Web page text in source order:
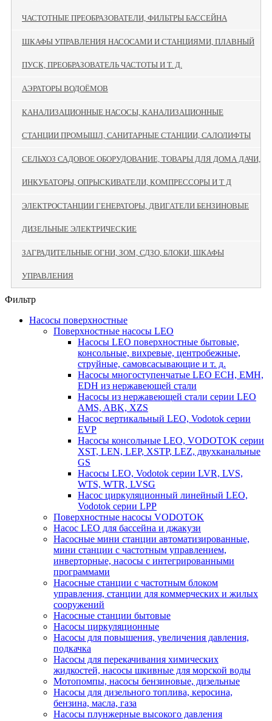
ЧАСТОТНЫЕ ПРЕОБРАЗОВАТЕЛИ, ФИЛЬТРЫ БАССЕЙНА
ШКАФЫ УПРАВЛЕНИЯ НАСОСАМИ И СТАНЦИЯМИ, ПЛАВНЫЙ
ПУСК, ПРЕОБРАЗОВАТЕЛЬ ЧАСТОТЫ И Т. Д.
АЭРАТОРЫ ВОДОЁМОВ
КАНАЛИЗАЦИОННЫЕ НАСОСЫ, КАНАЛИЗАЦИОННЫЕ
СТАНЦИИ ПРОМЫШЛ, САНИТАРНЫЕ СТАНЦИИ, САЛОЛИФТЫ
СЕЛЬХОЗ САДОВОЕ ОБОРУДОВАНИЕ, ТОВАРЫ ДЛЯ ДОМА ДАЧИ,
ИНКУБАТОРЫ, ОПРЫСКИВАТЕЛИ, КОМПРЕССОРЫ И Т Д
ЭЛЕКТРОСТАНЦИИ ГЕНЕРАТОРЫ, ДВИГАТЕЛИ БЕНЗИНОВЫЕ
ДИЗЕЛЬНЫЕ ЭЛЕКТРИЧЕСКИЕ
ЗАГРАДИТЕЛЬНЫЕ ОГНИ, ЗОМ, СДЗО, БЛОКИ, ШКАФЫ
УПРАВЛЕНИЯ
Фильтр
Насосы поверхностные
Поверхностные насосы LEO
Насосы LEO поверхностные бытовые,
консольные, вихревые, центробежные,
струйные, самовсасывающие и т. д.
Насосы многоступенчатые LEO ECH, EMH,
EDH из нержавеющей стали
Насосы из нержавеющей стали серии LEO
AMS, ABK, XZS
Насос вертикальный LEO, Vodotok серии
EVP
Насосы консольные LEO, VODOTOK серии
XST, LEN, LEP, XSTP, LEZ, двухканальные
GS
Насосы LEO, Vodotok серии LVR, LVS,
WTS, WTR, LVSG
Насос циркуляционный линейный LEO,
Vodotok серии LPP
Поверхностные насосы VODOTOK
Насос LEO для бассейна и джакузи
Насосные мини станции автоматизированные,
мини станции с частотным управлением,
инверторные, насосы с интегрированными
программами
Насосные станции с частотным блоком
управления, станции для коммерческих и жилых
сооружений
Насосные станции бытовые
Насосы циркуляционные
Насосы для повышения, увеличения давления,
подкачка
Насосы для перекачивания химических
жидкостей, насосы шкивные для морской воды
Мотопомпы, насосы бензиновые, дизельные
Насосы для дизельного топлива, керосина,
бензина, масла, газа
Насосы плунжерные высокого давления